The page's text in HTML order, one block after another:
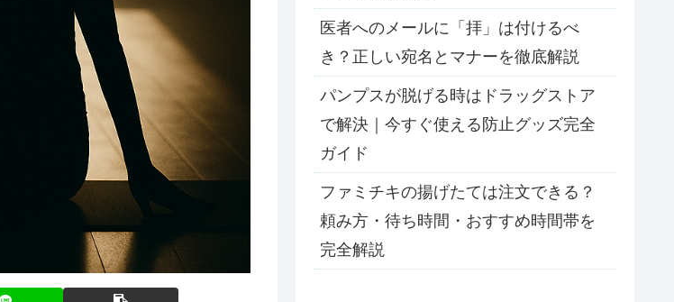
医者へのメールに「拝」は付けるべ
き？正しい宛名とマナーを徹底解説
パンプスが脱げる時はドラッグストア
で解決｜今すぐ使える防止グッズ完全
ガイド
ファミチキの揚げたては注文できる？
頼み方・待ち時間・おすすめ時間帯を
完全解説